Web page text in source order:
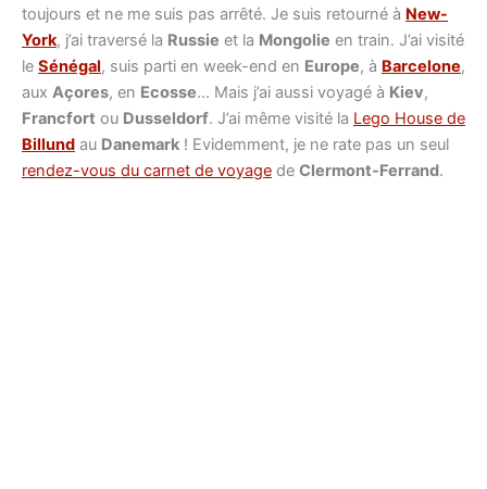
toujours et ne me suis pas arrêté. Je suis retourné à New-
York, j’ai traversé la Russie et la Mongolie en train. J’ai visité
le Sénégal, suis parti en week-end en Europe, à Barcelone,
aux Açores, en Ecosse… Mais j’ai aussi voyagé à Kiev,
Francfort ou Dusseldorf. J’ai même visité la Lego House de
Billund au Danemark ! Evidemment, je ne rate pas un seul
rendez-vous du carnet de voyage de Clermont-Ferrand.